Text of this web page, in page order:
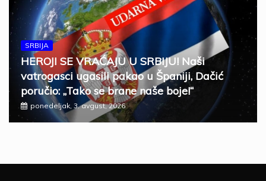
SRBIJA
HEROJI SE VRAĆAJU U SRBIJU! Naši
vatrogasci ugasili pakao u Španiji, Dačić
poručio: „Tako se brane naše boje!“
ponedeljak, 3. avgust, 2026